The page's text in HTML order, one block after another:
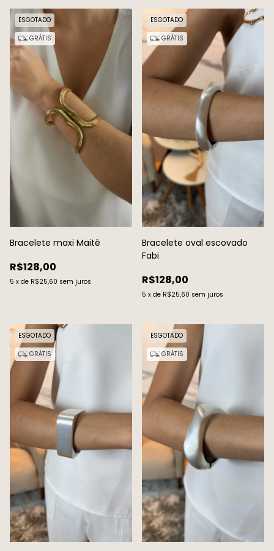
ESGOTADO
GRÁTIS
Bracelete maxi Maitê
R$128,00
5 x de R$25,60 sem juros
ESGOTADO
GRÁTIS
Bracelete oval escovado
Fabi
R$128,00
5 x de R$25,60 sem juros
ESGOTADO
GRÁTIS
ESGOTADO
GRÁTIS